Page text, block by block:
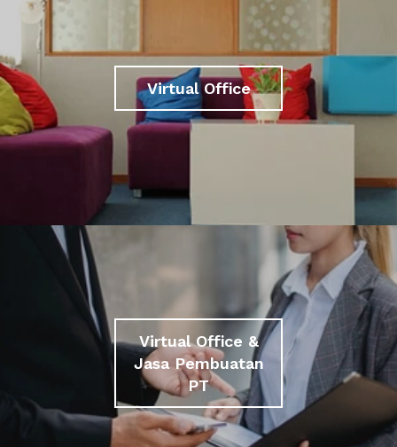
Virtual Office
Virtual Office &
Jasa Pembuatan
PT